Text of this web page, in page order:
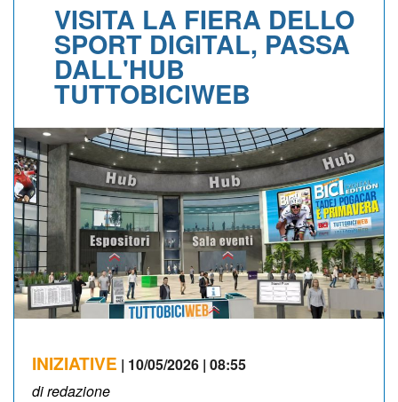
CALENDARIO
ALBI D'ORO
NEWSLETTER
VISITA LA FIERA DELLO
SPORT DIGITAL, PASSA
DALL'HUB
TUTTOBICIWEB
INIZIATIVE | 10/05/2026 | 08:55
di redazione